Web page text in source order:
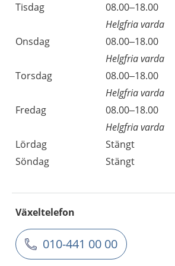
Tisdag
08.00–18.00
Helgfria varda
Onsdag
08.00–18.00
Helgfria varda
Torsdag
08.00–18.00
Helgfria varda
Fredag
08.00–18.00
Helgfria varda
Lördag
Stängt
Söndag
Stängt
Växeltelefon
010-441 00 00